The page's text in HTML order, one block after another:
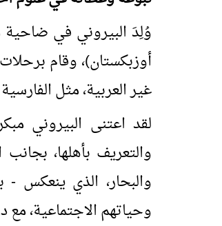
وُلِدَ البيروني في
أوزبكستان)، وقام
غير العربية، مثل
لقد اعتنى البيروني
والتعريف بأهلها، بجانب
والبحار، الذي ينعكس
وحياتهم الاجتماعية،